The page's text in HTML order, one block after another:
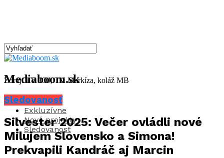
Mediaboom.sk
Aktuality
Exkluzívne
Nové projekty
Sledovanosť
Zdroj: TV JOJ, TV Markíza, koláž MB
Sledovanosť
Silvester 2025: Večer ovládli nové
Milujem Slovensko a Simona!
Prekvapili Kandráč aj Marcin